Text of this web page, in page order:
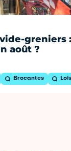
greniers :
août ?
Brocantes